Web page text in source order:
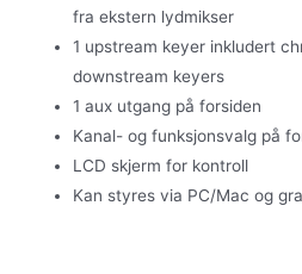
fra ekstern lydmikser
1 upstream keyer inkludert
downstream keyers
1 aux utgang på forsiden
Kanal- og funksjonsvalg på
LCD skjerm for kontroll
Kan styres via PC/Mac og